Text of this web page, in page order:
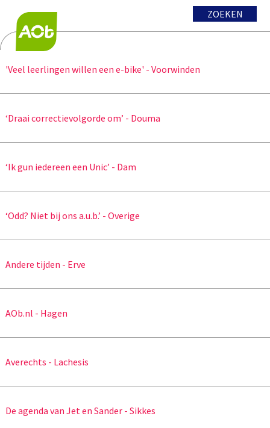
ZOEKEN
'Veel leerlingen willen een e-bike' - Voorwinden
‘Draai correctievolgorde om’ - Douma
‘Ik gun iedereen een Unic’ - Dam
‘Odd? Niet bij ons a.u.b.’ - Overige
Andere tijden - Erve
AOb.nl - Hagen
Averechts - Lachesis
De agenda van Jet en Sander - Sikkes